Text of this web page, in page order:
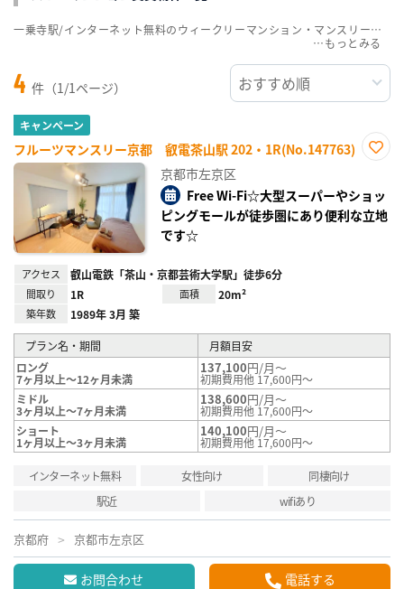
4 件（1/1ページ）
キャンペーン
フルーツマンスリー京都 叡電茶山駅 202・1R(No.147763)
り登
録
京都市左京区
Free Wi-Fi☆大型スーパーやショッ
ピングモールが徒歩圏にあり便利な立地
です☆
アクセス 叡山電鉄「茶山・京都芸術大学駅」徒歩6分
間取り 1R 面積 20m²
築年数 1989年 3月 築
プラン名・期間
月額目安
ロング
7ヶ月以上～12ヶ月未満
137,100円/月～
初期費用他 17,600円～
ミドル
3ヶ月以上～7ヶ月未満
138,600円/月～
初期費用他 17,600円～
ショート
1ヶ月以上～3ヶ月未満
140,100円/月～
初期費用他 17,600円～
インターネット無料 女性向け
同棲向け
駅近
wifiあり
京都府 京都市左京区
お問合わせ 電話する
一乗寺駅/インターネット無料のウィークリーマンション・マンスリーマンション賃貸物件一覧を掲載中。敷金・礼金無料、家具・家電付をご紹介。こだわり条件での絞込みも簡単！
…